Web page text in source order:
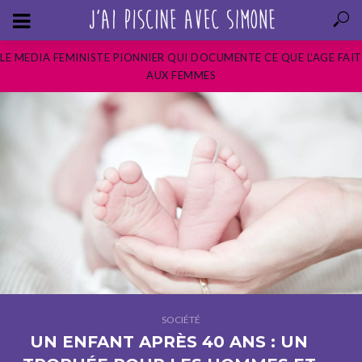
LE MEDIA FEMINISTE PIONNIER QUI DOCUMENTE CE QUE L’AGE FAIT
AUX FEMMES
SOCIÉTÉ
UN ENFANT APRÈS 40 ANS : UN